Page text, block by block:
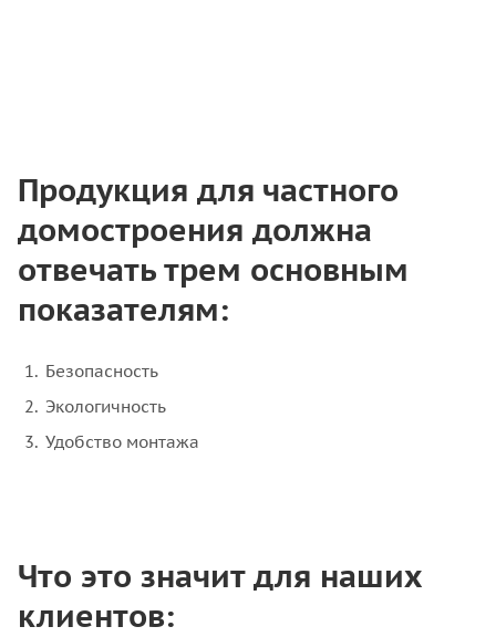
Продукция для частного
домостроения должна
отвечать трем основным
показателям:
Безопасность
Экологичность
Удобство монтажа
Что это значит для наших
клиентов: